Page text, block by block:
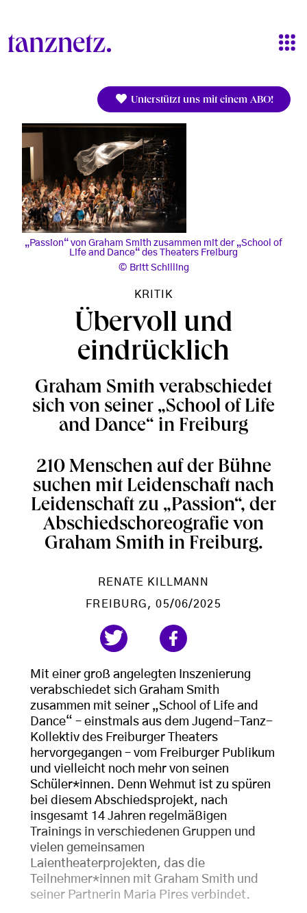
Unterstützt uns mit einem ABO!
„Passion“ von Graham Smith zusammen mit der „School of
Life and Dance“ des Theaters Freiburg
Britt Schilling
KRITIK
Übervoll und
eindrücklich
Graham Smith verabschiedet
sich von seiner „School of Life
and Dance“ in Freiburg
210 Menschen auf der Bühne
suchen mit Leidenschaft nach
Leidenschaft zu „Passion“, der
Abschiedschoreografie von
Graham Smith in Freiburg.
RENATE KILLMANN
FREIBURG , 05/06/2025
Mit einer groß angelegten Inszenierung
verabschiedet sich Graham Smith
zusammen mit seiner „School of Life and
Dance“ – einstmals aus dem Jugend-Tanz-
Kollektiv des Freiburger Theaters
hervorgegangen – vom Freiburger Publikum
und vielleicht noch mehr von seinen
Schüler*innen. Denn Wehmut ist zu spüren
bei diesem Abschiedsprojekt, nach
insgesamt 14 Jahren regelmäßigen
Trainings in verschiedenen Gruppen und
vielen gemeinsamen
Laientheaterprojekten, das die
Teilnehmer*innen mit Graham Smith und
seiner Partnerin Maria Pires verbindet.